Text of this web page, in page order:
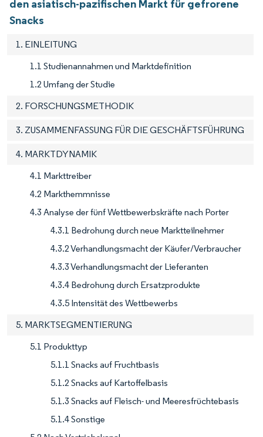
den asiatisch-pazifischen Markt für gefrorene
Snacks
1. EINLEITUNG
1.1 Studienannahmen und Marktdefinition
1.2 Umfang der Studie
2. FORSCHUNGSMETHODIK
3. ZUSAMMENFASSUNG FÜR DIE GESCHÄFTSFÜHRUNG
4. MARKTDYNAMIK
4.1 Markttreiber
4.2 Markthemmnisse
4.3 Analyse der fünf Wettbewerbskräfte nach Porter
4.3.1 Bedrohung durch neue Marktteilnehmer
4.3.2 Verhandlungsmacht der Käufer/Verbraucher
4.3.3 Verhandlungsmacht der Lieferanten
4.3.4 Bedrohung durch Ersatzprodukte
4.3.5 Intensität des Wettbewerbs
5. MARKTSEGMENTIERUNG
5.1 Produkttyp
5.1.1 Snacks auf Fruchtbasis
5.1.2 Snacks auf Kartoffelbasis
5.1.3 Snacks auf Fleisch- und Meeresfrüchtebasis
5.1.4 Sonstige